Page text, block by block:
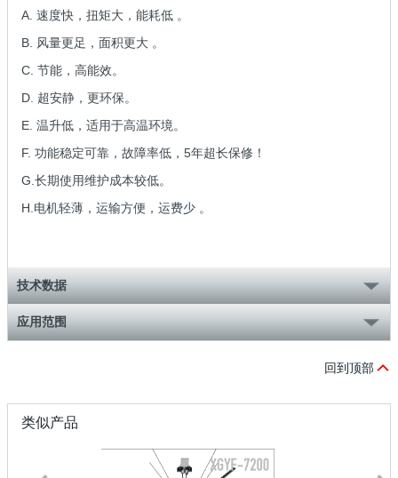
A. 速度快，扭矩大，能耗低 。
B. 风量更足，面积更大 。
C. 节能，高能效。
D. 超安静，更环保。
E. 温升低，适用于高温环境。
F. 功能稳定可靠，故障率低，5年超长保修！
G.长期使用维护成本较低。
H.电机轻薄，运输方便，运费少 。
技术数据
应用范围
回到顶部
类似产品